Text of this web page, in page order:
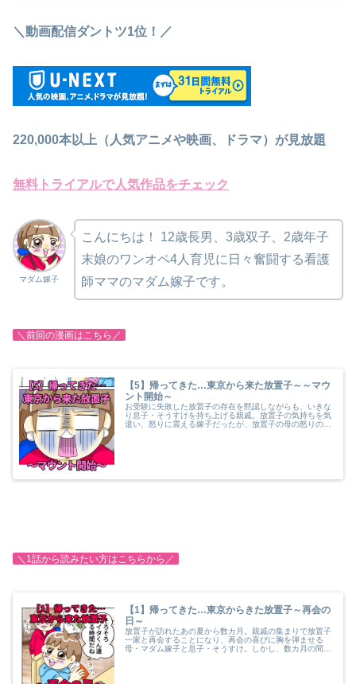
＼動画配信ダントツ1位！／
220,000本以上（人気アニメや映画、ドラマ）が見放題
無料トライアルで人気作品をチェック
マダム嫁子
こんにちは！ 12歳長男、3歳双子、2歳年子
末娘のワンオペ4人育児に日々奮闘する看護
師ママのマダム嫁子です。
＼前回の漫画はこちら／
【5】帰ってきた…東京から来た放置子～～マウ
ント開始～
お受験に失敗した放置子の存在を黙認しながらも、いきな
り息子・そうすけを持ち上げる親戚。放置子の気持ちを気
遣い、怒りに震える嫁子だったが、放置子の母の怒りの矛
＼1話から読みたい方はこちらから／
【1】帰ってきた…東京からきた放置子～再会の
日～
放置子が訪れたあの夏から数カ月。親戚の集まりで放置子
一家と再会することになり、再会の喜びに胸を弾ませる
母・マダム嫁子と息子・そうすけ。しかし、数カ月の間に